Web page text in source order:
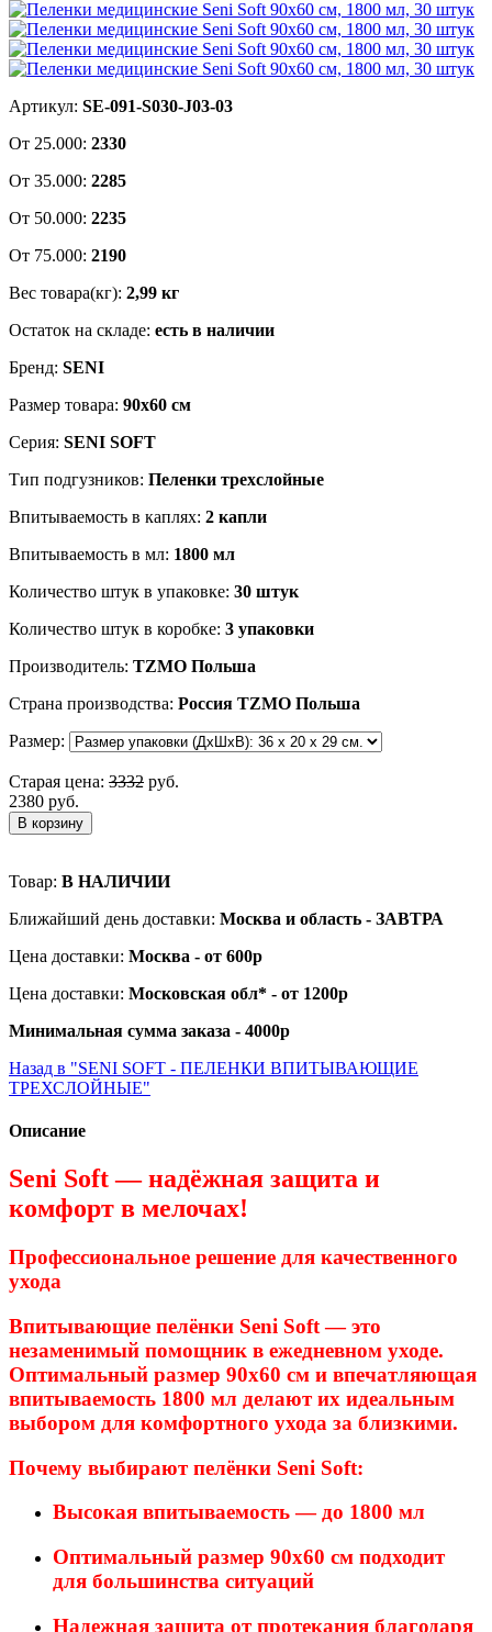
Артикул: SE-091-S030-J03-03
От 25.000: 2330
От 35.000: 2285
От 50.000: 2235
От 75.000: 2190
Вес товара(кг): 2,99 кг
Остаток на складе: есть в наличии
Бренд: SENI
Размер товара: 90x60 см
Серия: SENI SOFT
Тип подгузников: Пеленки трехслойные
Впитываемость в каплях: 2 капли
Впитываемость в мл: 1800 мл
Количество штук в упаковке: 30 штук
Количество штук в коробке: 3 упаковки
Производитель: TZMO Польша
Страна производства: Россия TZMO Польша
Размер:
Старая цена: 3332 руб.
2380 руб.
В корзину
Товар: В НАЛИЧИИ
Ближайший день доставки: Москва и область - ЗАВТРА
Цена доставки: Москва - от 600р
Цена доставки: Московская обл* - от 1200р
Минимальная сумма заказа - 4000р
Назад в "SENI SOFT - ПЕЛЕНКИ ВПИТЫВАЮЩИЕ
ТРЕХСЛОЙНЫЕ"
Описание
Seni Soft — надёжная защита и
комфорт в мелочах!
Профессиональное решение для качественного
ухода
Впитывающие пелёнки Seni Soft— это
незаменимый помощник в ежедневном уходе.
Оптимальный размер 90x60 см и впечатляющая
впитываемость 1800 мл делают их идеальным
выбором для комфортного ухода за близкими.
Почему выбирают пелёнки Seni Soft:
Высокая впитываемость— до 1800 мл
Оптимальный размер 90x60 см подходит
для большинства ситуаций
Надежная защита от протекания благодаря